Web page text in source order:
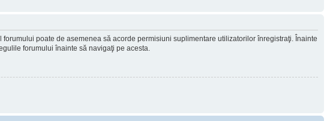
poate de asemenea să acorde permisiuni suplimentare utilizatorilor înregistraţi. Înainte
forumului înainte să navigaţi pe acesta.